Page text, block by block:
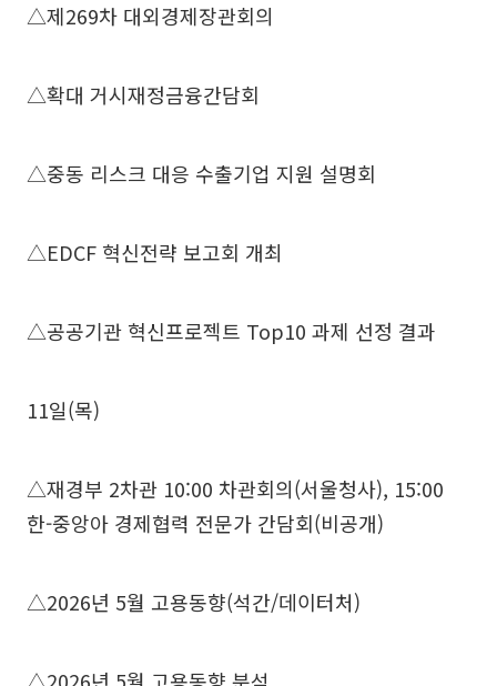
△제269차 대외경제장관회의
△확대 거시재정금융간담회
△중동 리스크 대응 수출기업 지원 설명회
△EDCF 혁신전략 보고회 개최
△공공기관 혁신프로젝트 Top10 과제 선정 결과
11일(목)
△재경부 2차관 10:00 차관회의(서울청사), 15:00
한-중앙아 경제협력 전문가 간담회(비공개)
△2026년 5월 고용동향(석간/데이터처)